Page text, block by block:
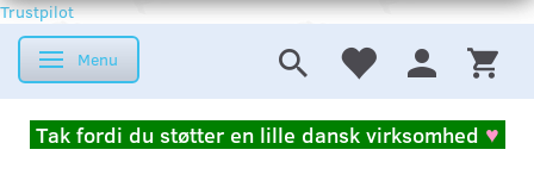
Trustpilot
Skifte navigation
Menu
Tak fordi du støtter en lille dansk virksomhed ♥